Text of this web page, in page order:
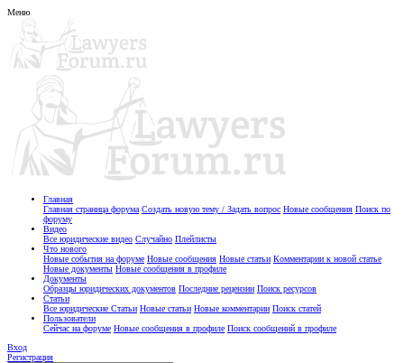
Меню
Главная
Главная страница форума Создать новую тему / Задать вопрос Новые сообщения Поиск по
форуму
Видео
Все юридические видео Случайно Плейлисты
Что нового
Новые события на форуме Новые сообщения Новые статьи Комментарии к новой статье
Новые документы Новые сообщения в профиле
Документы
Образцы юридических документов Последние рецензии Поиск ресурсов
Статьи
Все юридические Статьи Новые статьи Новые комментарии Поиск статей
Пользователи
Сейчас на форуме Новые сообщения в профиле Поиск сообщений в профиле
Вход
Регистрация